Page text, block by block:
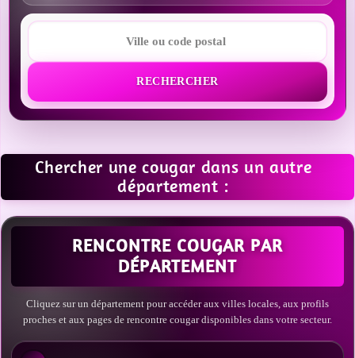
RECHERCHER
Chercher une cougar dans un autre
département :
RENCONTRE COUGAR PAR
DÉPARTEMENT
Cliquez sur un département pour accéder aux villes locales, aux profils
proches et aux pages de rencontre cougar disponibles dans votre secteur.